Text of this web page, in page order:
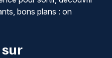
bons plans : on